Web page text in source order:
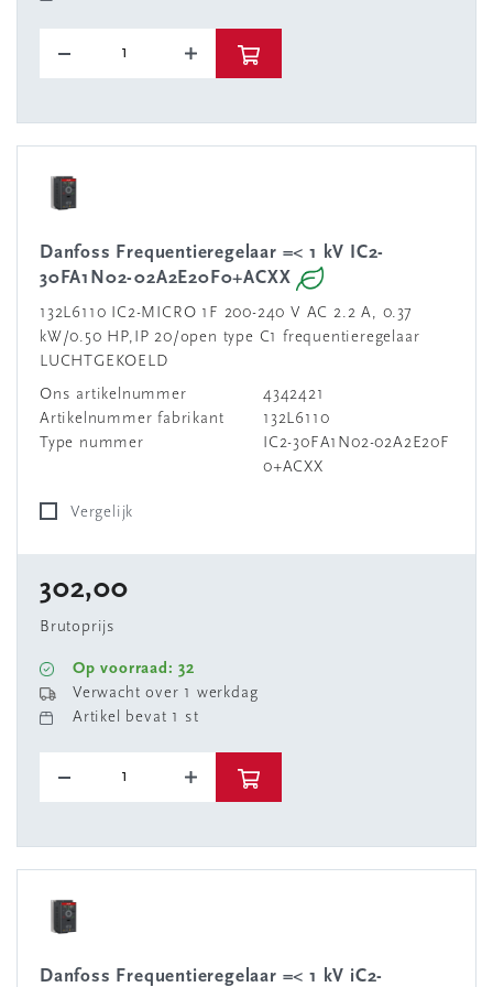
Danfoss Frequentieregelaar =< 1 kV IC2-
30FA1N02-02A2E20F0+ACXX
132L6110 IC2-MICRO 1F 200-240 V AC 2.2 A, 0.37
kW/0.50 HP,IP 20/open type C1 frequentieregelaar
LUCHTGEKOELD
Ons artikelnummer
4342421
Artikelnummer fabrikant
132L6110
Type nummer
IC2-30FA1N02-02A2E20F
0+ACXX
Vergelijk
302,00
Brutoprijs
Op voorraad: 32
Verwacht over 1 werkdag
Artikel bevat 1 st
Danfoss Frequentieregelaar =< 1 kV iC2-